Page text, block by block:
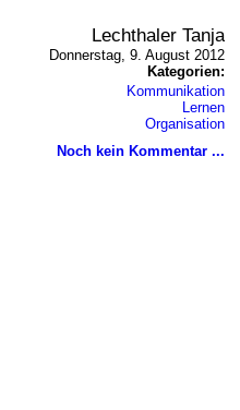
Lechthaler Tanja
Donnerstag, 9. August 2012
Kategorien:
Kommunikation
Lernen
Organisation
Noch kein Kommentar ...